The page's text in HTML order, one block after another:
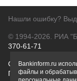
Нашли ошибку?
© 1994-2026. РИА
370-61-71
О проектеПолитика
Правовая
Bankinform.ru
файлы и